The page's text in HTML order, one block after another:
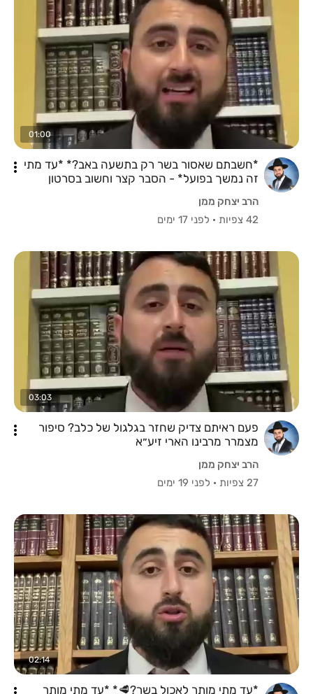
01:00
*חשבתם שאסור בשר רק בתשעה באב?* *עד מתי
זה נמשך בפועל* - הסבר קצר וחשוב בסרטון
הרב יצחק ממן
42 צפיות
· לפני 17 ימים
03:03
פעם ראיתם צדיק שחזר בגלגול של כלב? סיפור
מצמרר מרבינו הארי זיע״א
הרב יצחק ממן
27 צפיות
· לפני 19 ימים
02:14
*עד מתי מותר לאכול בשר?🥩* *עד מתי מותר